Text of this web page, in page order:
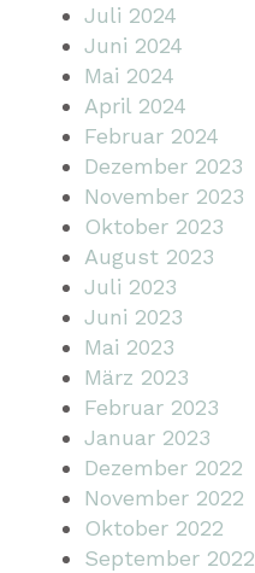
Juli 2024
Juni 2024
Mai 2024
April 2024
Februar 2024
Dezember 2023
November 2023
Oktober 2023
August 2023
Juli 2023
Juni 2023
Mai 2023
März 2023
Februar 2023
Januar 2023
Dezember 2022
November 2022
Oktober 2022
September 2022